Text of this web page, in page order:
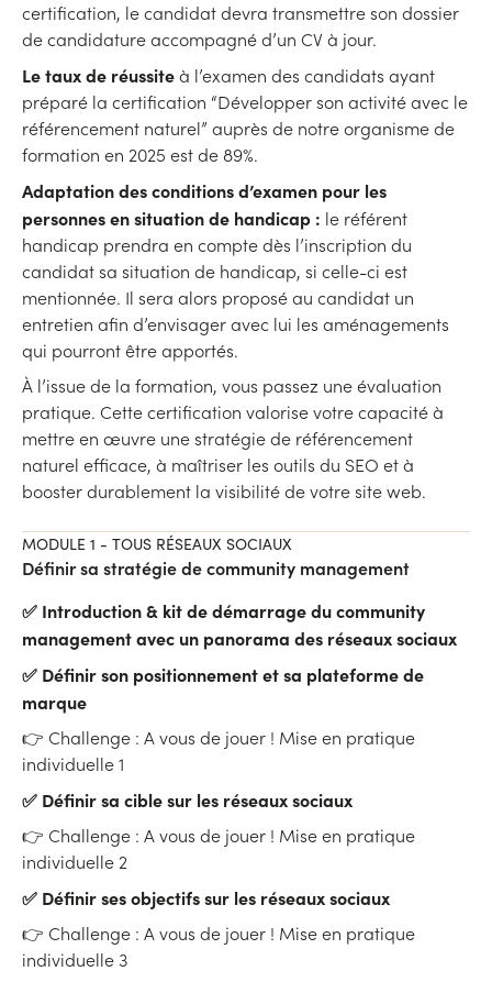
certification, le candidat devra transmettre son dossier
de candidature accompagné d’un CV à jour.
Le taux de réussiteà l’examen des candidats ayant
préparé la certification “Développer son activité avec le
référencement naturel” auprès de notre organisme de
formation en 2025 est de 89%.
Adaptation des conditions d’examen pour les
personnes en situation de handicap : le référent
handicap prendra en compte dès l’inscription du
candidat sa situation de handicap, si celle-ci est
mentionnée. Il sera alors proposé au candidat un
entretien afin d’envisager avec lui les aménagements
qui pourront être apportés.
À l’issue de la formation, vous passez une évaluation
pratique. Cette certification valorise votre capacité à
mettre en œuvre une stratégie de référencement
naturel efficace, à maîtriser les outils du SEO et à
booster durablement la visibilité de votre site web.
MODULE 1 - TOUS RÉSEAUX SOCIAUX
Définir sa stratégie de community management
✅ Introduction & kit de démarrage du community
management avec un panorama des réseaux sociaux
✅ Définir son positionnement et sa plateforme de
marque
👉 Challenge : A vous de jouer ! Mise en pratique
individuelle 1
✅ Définir sa cible sur les réseaux sociaux
👉 Challenge : A vous de jouer ! Mise en pr atique
individuelle 2
✅ Définir ses objectifs sur les réseaux sociaux
👉 Challenge : A vous de jouer ! Mise en pratique
individuelle 3